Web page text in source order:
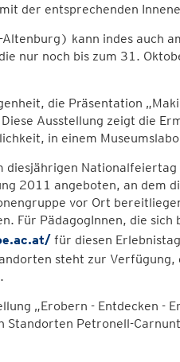
der entsprechenden
kann indes auch
nur noch bis zum 31.
die Präsentation
Ausstellung zeigt die
in einem
diesjährigen
2011 angeboten, an dem
vor Ort
Für PädagogInnen, die sich
für diesen
steht zur
„Erobern - Entdecken -
Petronell-